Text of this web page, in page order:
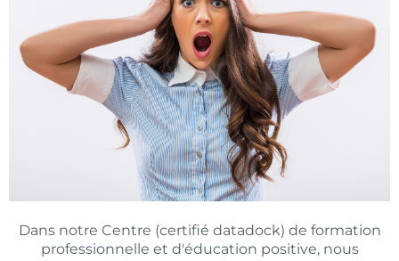
Dans notre Centre (certifié datadock) de formation
professionnelle et d'éducation positive, nous